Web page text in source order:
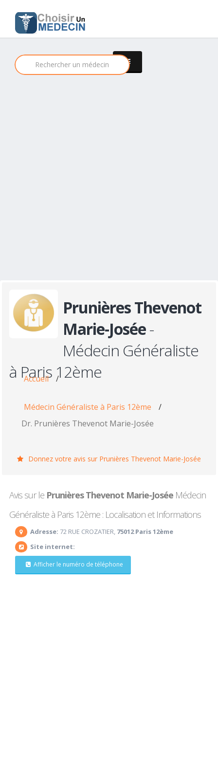
Prunières Thevenot
Marie-Josée-
Médecin Généraliste
à Paris 12ème
Accueil /
Médecin Généraliste à Paris 12ème
/
Dr. Prunières Thevenot Marie-Josée
Donnez votre avis sur Prunières Thevenot Marie-Josée
Avis sur le Prunières Thevenot Marie-Josée Médecin
Généraliste à Paris 12ème : Localisation et Informations
Adresse: 72 RUE CROZATIER, 75012 Paris 12ème
Site internet:
Afficher le numéro de téléphone